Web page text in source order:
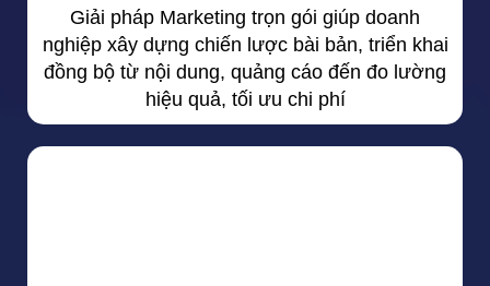
Giải pháp Marketing trọn gói giúp doanh
nghiệp xây dựng chiến lược bài bản, triển khai
đồng bộ từ nội dung, quảng cáo đến đo lường
hiệu quả, tối ưu chi phí